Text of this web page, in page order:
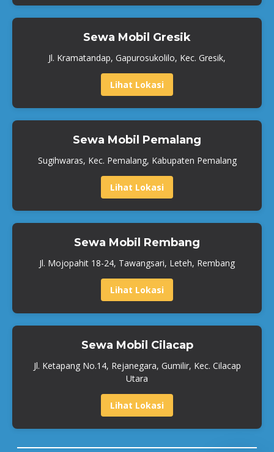
Sewa Mobil Gresik
Jl. Kramatandap, Gapurosukolilo, Kec. Gresik,
Lihat Lokasi
Sewa Mobil Pemalang
Sugihwaras, Kec. Pemalang, Kabupaten Pemalang
Lihat Lokasi
Sewa Mobil Rembang
Jl. Mojopahit 18-24, Tawangsari, Leteh, Rembang
Lihat Lokasi
Sewa Mobil Cilacap
Jl. Ketapang No.14, Rejanegara, Gumilir, Kec. Cilacap
Utara
Lihat Lokasi